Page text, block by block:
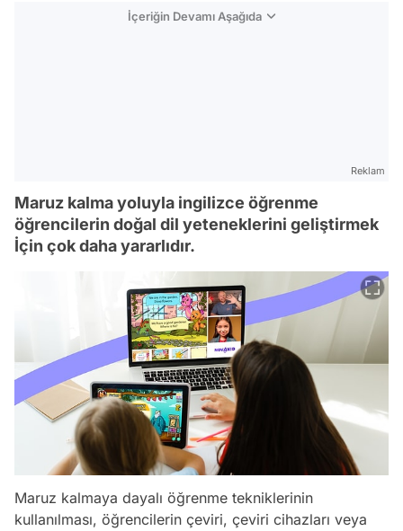
İçeriğin Devamı Aşağıda
Reklam
Maruz kalma yoluyla ingilizce öğrenme
öğrencilerin doğal dil yeteneklerini geliştirmek
İçin çok daha yararlıdır.
Maruz kalmaya dayalı öğrenme tekniklerinin
kullanılması, öğrencilerin çeviri, çeviri cihazları veya